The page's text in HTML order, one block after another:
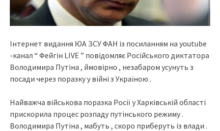
Інтернет видання ЮА ЗСУ ФАН із посиланням на youtube
-канал “ Фейгін LIVE ” повідомляє Російського диктатора
Володимира Путіна , ймовірно , незабаром усунуть з
посади через поразку у війні з Україною .
Найважча військова поразка Росії у Харківській області
прискорила процес розпаду путінського режиму .
Володимира Путіна , мабуть , скоро приберуть із влади .